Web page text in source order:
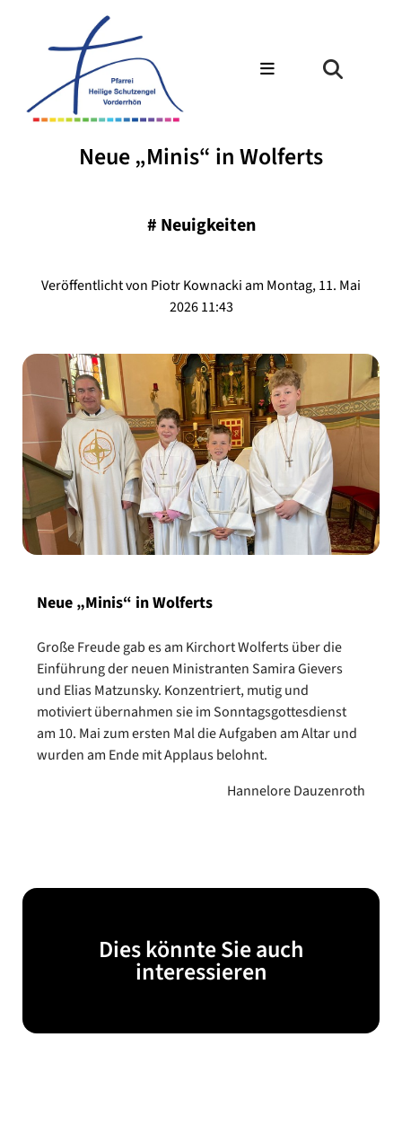
Neue „Minis“ in Wolferts
# Neuigkeiten
Veröffentlicht von Piotr Kownacki am Montag, 11. Mai
2026 11:43
Neue „Minis“ in Wolferts
Große Freude gab es am Kirchort Wolferts über die
Einführung der neuen Ministranten Samira Gievers
und Elias Matzunsky. Konzentriert, mutig und
motiviert übernahmen sie im Sonntagsgottesdienst
am 10. Mai zum ersten Mal die Aufgaben am Altar und
wurden am Ende mit Applaus belohnt.
Hannelore Dauzenroth
Dies könnte Sie auch
interessieren